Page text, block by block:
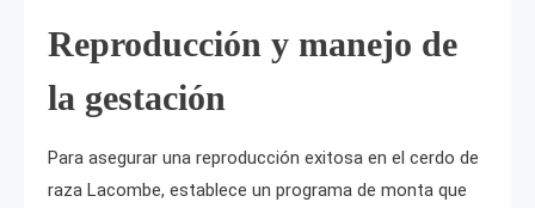
Reproducción y manejo de
la gestación
Para asegurar una reproducción exitosa en el cerdo de
raza Lacombe, establece un programa de monta que